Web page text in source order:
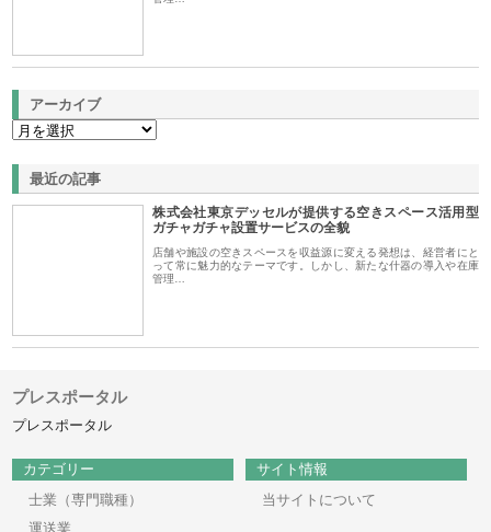
アーカイブ
最近の記事
株式会社東京デッセルが提供する空きスペース活用型
ガチャガチャ設置サービスの全貌
店舗や施設の空きスペースを収益源に変える発想は、経営者にと
って常に魅力的なテーマです。しかし、新たな什器の導入や在庫
管理…
プレスポータル
プレスポータル
カテゴリー
士業（専門職種）
運送業
サイト情報
当サイトについて